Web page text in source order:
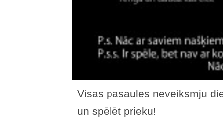
Visas pasaules neveiksmju
un spēlēt prieku!